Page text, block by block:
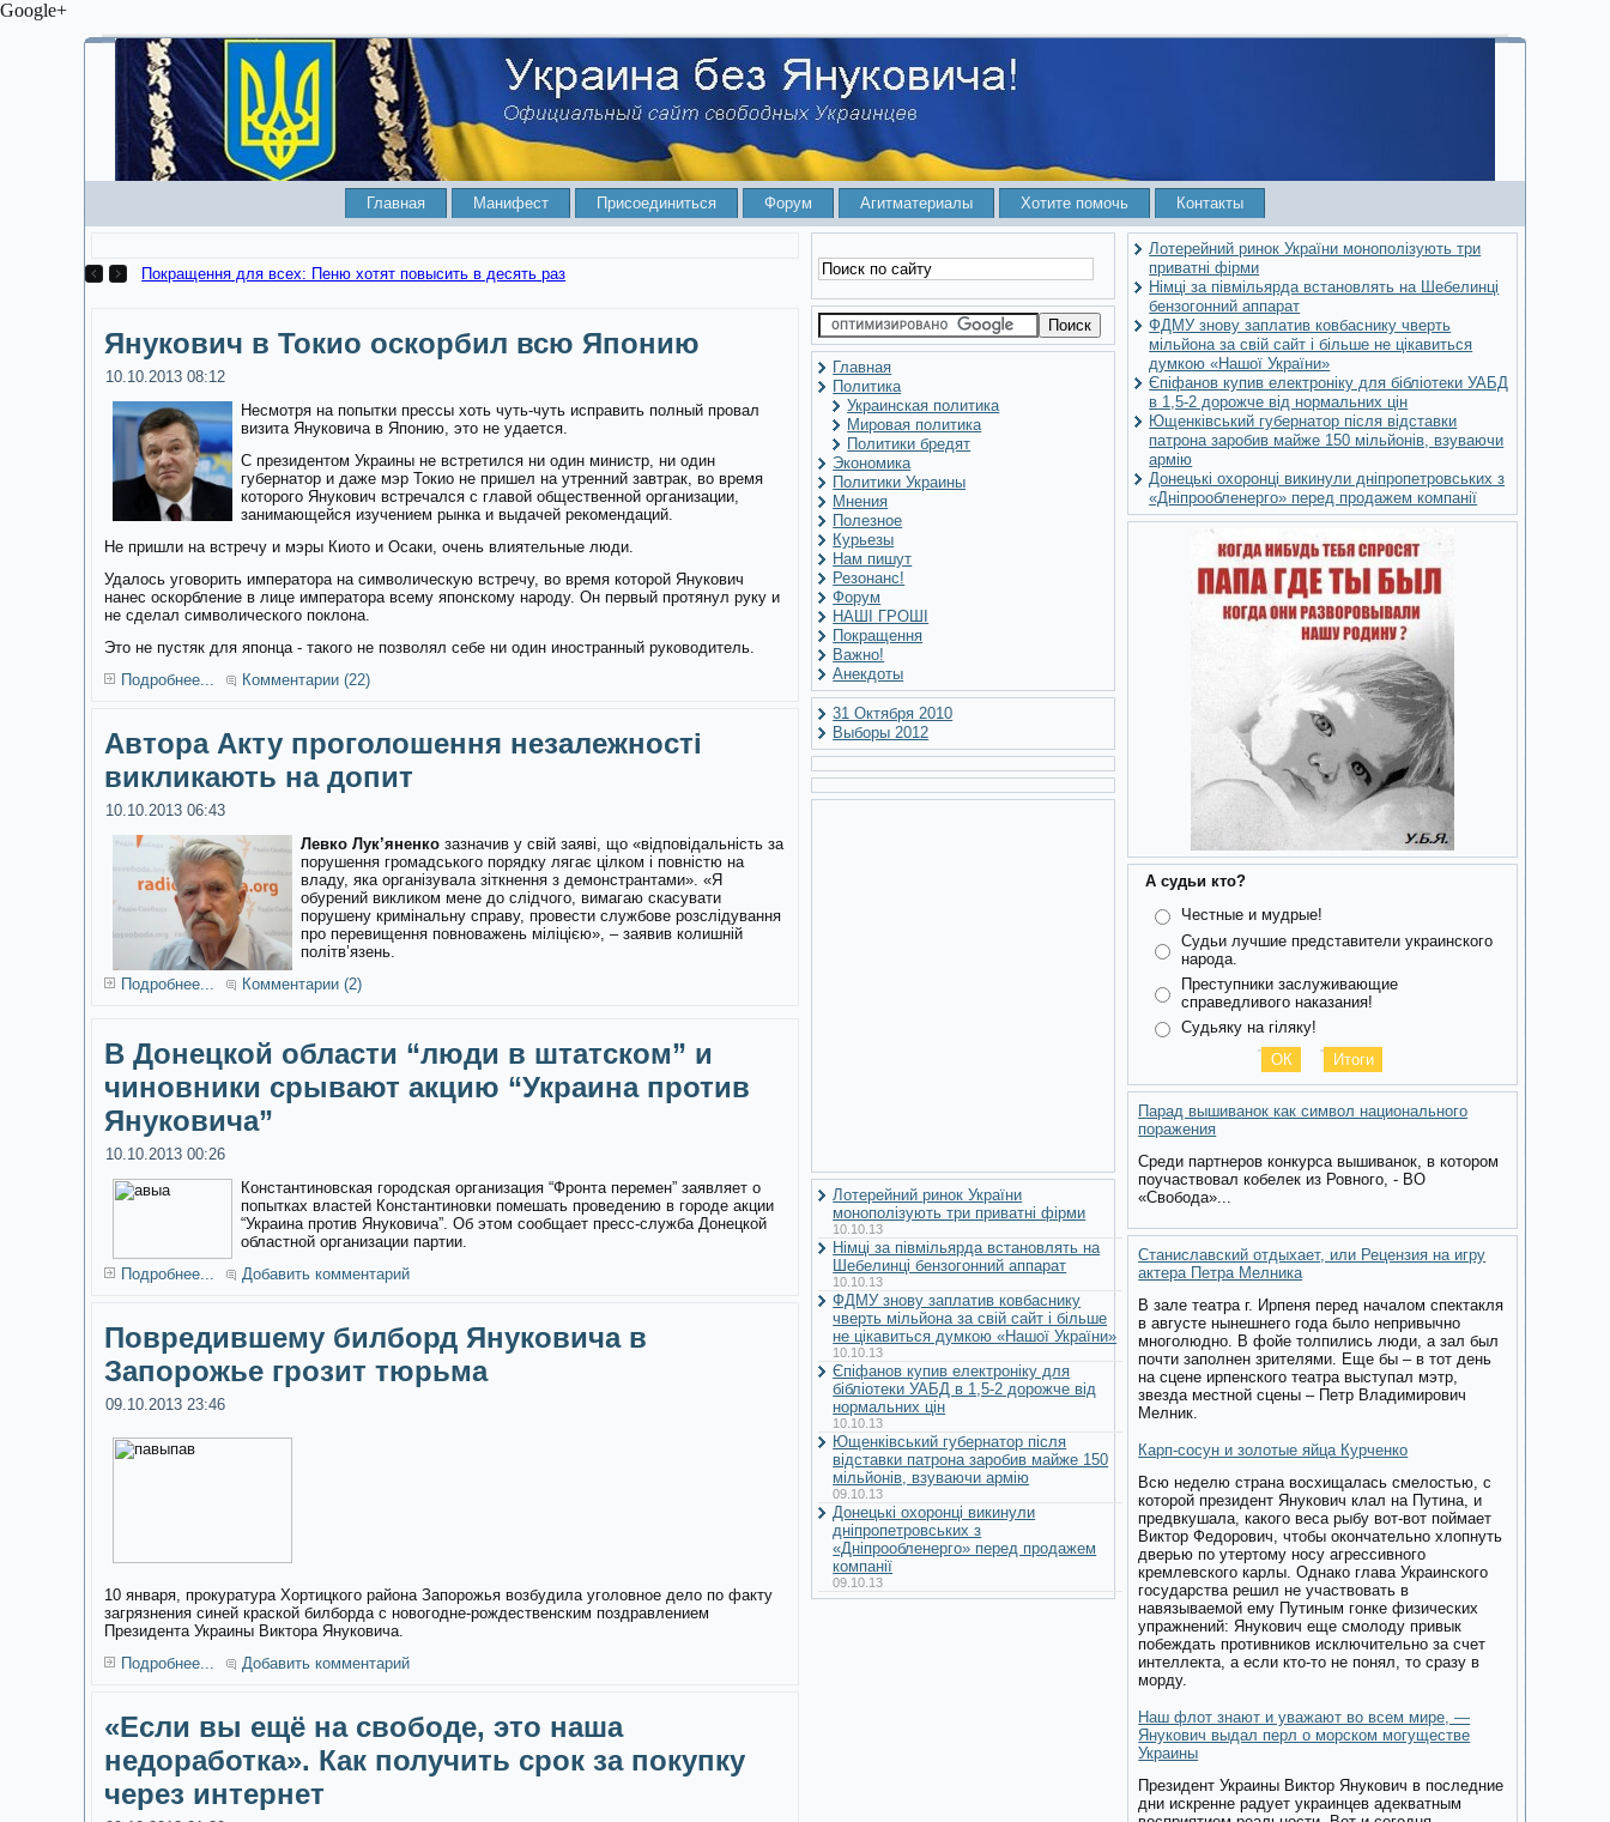
Google+
Главная Манифест Присоединиться Форум Агитматериалы Хотите помочь Контакты
Покращення для всех: Пеню хотят повысить в десять раз
Янукович в Токио оскорбил всю Японию
10.10.2013 08:12
Несмотря на попытки прессы хоть чуть-чуть исправить полный провал
визита Януковича в Японию, это не удается.
С президентом Украины не встретился ни один министр, ни один
губернатор и даже мэр Токио не пришел на утренний завтрак, во время
которого Янукович встречался с главой общественной организации,
занимающейся изучением рынка и выдачей рекомендаций.
Не пришли на встречу и мэры Киото и Осаки, очень влиятельные люди.
Удалось уговорить императора на символическую встречу, во время которой Янукович
нанес оскорбление в лице императора всему японскому народу. Он первый протянул руку и
не сделал символического поклона.
Это не пустяк для японца - такого не позволял себе ни один иностранный руководитель.
Подробнее...
Комментарии (22)
Автора Акту проголошення незалежності
викликають на допит
10.10.2013 06:43
Левко Лук’яненко зазначив у свій заяві, що «відповідальність за
порушення громадського порядку лягає цілком і повністю на
владу, яка організувала зіткнення з демонстрантами». «Я
обурений викликом мене до слідчого, вимагаю скасувати
порушену кримінальну справу, провести службове розслідування
про перевищення повноважень міліцією», – заявив колишній
політв’язень.
Подробнее...
Комментарии (2)
В Донецкой области “люди в штатском” и
чиновники срывают акцию “Украина против
Януковича”
10.10.2013 00:26
Константиновская городская организация “Фронта перемен” заявляет о
попытках властей Константиновки помешать проведению в городе акции
“Украина против Януковича”. Об этом сообщает пресс-служба Донецкой
областной организации партии.
Подробнее...
Добавить комментарий
Повредившему билборд Януковича в
Запорожье грозит тюрьма
09.10.2013 23:46
10 января, прокуратура Хортицкого района Запорожья возбудила уголовное дело по факту
загрязнения синей краской билборда с новогодне-рождественским поздравлением
Президента Украины Виктора Януковича.
Подробнее...
Добавить комментарий
«Если вы ещё на свободе, это наша
недоработка». Как получить срок за покупку
через интернет
Главная
Политика
Украинская политика
Мировая политика
Политики бредят
Экономика
Политики Украины
Мнения
Полезное
Курьезы
Нам пишут
Резонанс!
Форум
НАШІ ГРОШІ
Покращення
Важно!
Анекдоты
31 Октября 2010
Выборы 2012
Лотерейний ринок України
монополізують три приватні фірми
10.10.13
Німці за півмільярда встановлять на
Шебелинці бензогонний аппарат
10.10.13
ФДМУ знову заплатив ковбаснику
чверть мільйона за свій сайт і більше
не цікавиться думкою «Нашої України»
10.10.13
Єпіфанов купив електроніку для
бібліотеки УАБД в 1,5-2 дорожче від
нормальних цін
10.10.13
Ющенківський губернатор після
відставки патрона заробив майже 150
мільйонів, взуваючи армію
09.10.13
Донецькі охоронці викинули
дніпропетровських з
«Дніпрообленерго» перед продажем
компанії
09.10.13
Лотерейний ринок України монополізують три
приватні фірми
Німці за півмільярда встановлять на Шебелинці
бензогонний аппарат
ФДМУ знову заплатив ковбаснику чверть
мільйона за свій сайт і більше не цікавиться
думкою «Нашої України»
Єпіфанов купив електроніку для бібліотеки УАБД
в 1,5-2 дорожче від нормальних цін
Ющенківський губернатор після відставки
патрона заробив майже 150 мільйонів, взуваючи
армію
Донецькі охоронці викинули дніпропетровських з
«Дніпрообленерго» перед продажем компанії
А судьи кто?
Честные и мудрые!
Судьи лучшие представители украинского
народа.
Преступники заслуживающие
справедливого наказания!
Судьяку на гіляку!
Парад вышиванок как символ национального
поражения
Среди партнеров конкурса вышиванок, в котором
поучаствовал кобелек из Ровного, - ВО
«Свобода»...
Станиславский отдыхает, или Рецензия на игру
актера Петра Мелника
В зале театра г. Ирпеня перед началом спектакля
в августе нынешнего года было непривычно
многолюдно. В фойе толпились люди, а зал был
почти заполнен зрителями. Еще бы – в тот день
на сцене ирпенского театра выступал мэтр,
звезда местной сцены – Петр Владимирович
Мелник.
Карп-сосун и золотые яйца Курченко
Всю неделю страна восхищалась смелостью, с
которой президент Янукович клал на Путина, и
предвкушала, какого веса рыбу вот-вот поймает
Виктор Федорович, чтобы окончательно хлопнуть
дверью по утертому носу агрессивного
кремлевского карлы. Однако глава Украинского
государства решил не участвовать в
навязываемой ему Путиным гонке физических
упражнений: Янукович еще смолоду привык
побеждать противников исключительно за счет
интеллекта, а если кто-то не понял, то сразу в
морду.
Наш флот знают и уважают во всем мире, —
Янукович выдал перл о морском могуществе
Украины
Президент Украины Виктор Янукович в последние
дни искренне радует украинцев адекватным